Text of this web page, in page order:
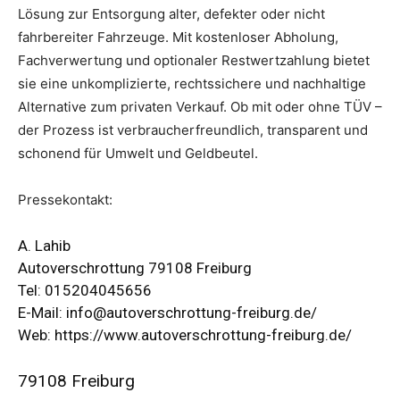
Lösung zur Entsorgung alter, defekter oder nicht
fahrbereiter Fahrzeuge. Mit kostenloser Abholung,
Fachverwertung und optionaler Restwertzahlung bietet
sie eine unkomplizierte, rechtssichere und nachhaltige
Alternative zum privaten Verkauf. Ob mit oder ohne TÜV –
der Prozess ist verbraucherfreundlich, transparent und
schonend für Umwelt und Geldbeutel.
Pressekontakt:
A. Lahib
Autoverschrottung 79108 Freiburg
Tel: 015204045656
E-Mail: info@autoverschrottung-freiburg.de/
Web: https://www.autoverschrottung-freiburg.de/
79108 Freiburg